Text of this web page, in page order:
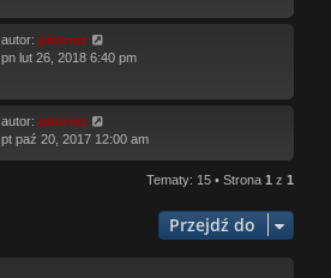
autor: piotrniz
pn lut 26, 2018 6:40 pm
autor: piotrniz
pt paź 20, 2017 12:00 am
Tematy: 15 • Strona 1 z 1
Przejdź do